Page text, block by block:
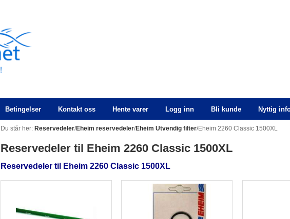
Betingelser Kontakt oss Hente varer Logg inn Bli kunde Nyttig
Du står her: Reservedeler/Eheim reservedeler/Eheim Utvendig filter/Eheim 2260 Classic 1500XL
Reservedeler til Eheim 2260 Classic 1500XL
Reservedeler til Eheim 2260 Classic 1500XL